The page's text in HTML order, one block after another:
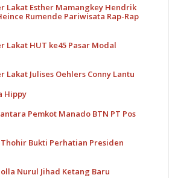
Lakat Esther Mamangkey Hendrik
Rumende Pariwisata Rap-Rap
HUT ke45 Pasar Modal
Julises Oehlers Conny Lantu
Hippy
Pemkot Manado BTN PT Pos
Bukti Perhatian Presiden
Nurul Jihad Ketang Baru